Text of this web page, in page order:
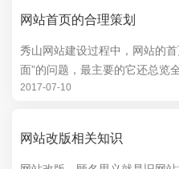
网站首页的合理策划
秀山网站建设过程中，网站的
面”的问题，最主要的它还总览
策划才是最合理的呢?我也把我
2017-07-10
网站改版相关知识